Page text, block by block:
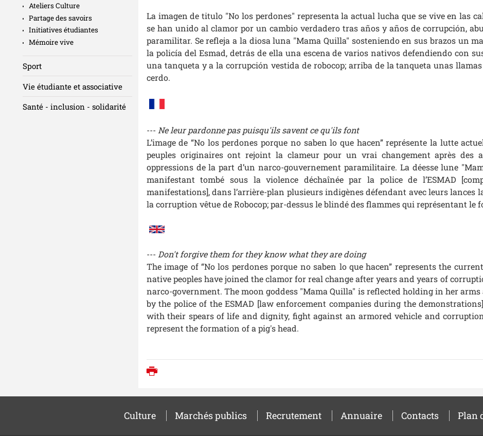
La imagen de titulo "No los perdones" representa la actual lucha que se vive en las
se han unido al clamor por un cambio verdadero tras años y años de corrupción,
paramilitar. Se refleja a la diosa luna "Mama Quilla" sosteniendo en sus brazos un
la policía del Esmad, detrás de ella una escena de varios nativos defendiendo con
una tanqueta y a la corrupción vestida de robocop; arriba de la tanqueta unas
cerdo.
--- Ne leur pardonne pas puisqu'ils savent ce qu'ils font
L’image de “No los perdones porque no saben lo que hacen” représente la lutte
peuples originaires ont rejoint la clameur pour un vrai changement après des
oppressions de la part d’un narco-gouvernement paramilitaire. La déesse lune
manifestant tombé sous la violence déchaînée par la police de l’ESMAD
manifestations], dans l’arrière-plan plusieurs indigènes défendant avec leurs lances
la corruption vêtue de Robocop; par-dessus le blindé des flammes qui représentant le
--- Don't forgive them for they know what they are doing
The image of “No los perdones porque no saben lo que hacen” represents the
native peoples have joined the clamor for real change after years and years of
narco-government. The moon goddess "Mama Quilla" is reflected holding in her
by the police of the ESMAD [law enforcement companies during the
with their spears of life and dignity, fight against an armored vehicle and
represent the formation of a pig's head.
Ateliers Culture
Partage des savoirs
Initiatives étudiantes
Mémoire vive
Sport
Vie étudiante et associative
Santé - inclusion - solidarité
Culture Marchés publics Recrutement Annuaire Contacts Plan